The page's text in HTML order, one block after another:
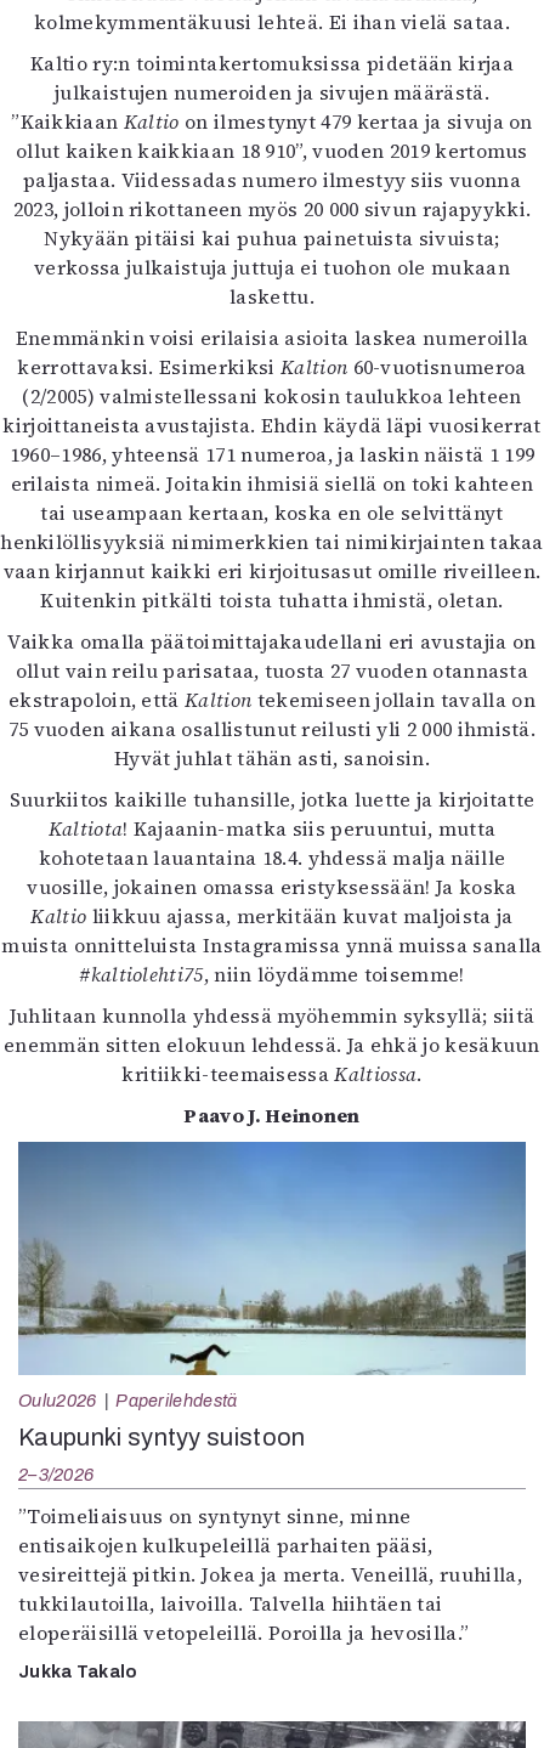
kolmekymmentäkuusi lehteä. Ei ihan vielä sataa.
Kaltio ry:n toimintakertomuksissa pidetään kirjaa
julkaistujen numeroiden ja sivujen määrästä.
”Kaikkiaan Kaltio on ilmestynyt 479 kertaa ja sivuja on
ollut kaiken kaikkiaan 18 910”, vuoden 2019 kertomus
paljastaa. Viidessadas numero ilmestyy siis vuonna
2023, jolloin rikottaneen myös 20 000 sivun rajapyykki.
Nykyään pitäisi kai puhua painetuista sivuista;
verkossa julkaistuja juttuja ei tuohon ole mukaan
laskettu.
Enemmänkin voisi erilaisia asioita laskea numeroilla
kerrottavaksi. Esimerkiksi Kaltion 60-vuotisnumeroa
(2/2005) valmistellessani kokosin taulukkoa lehteen
kirjoittaneista avustajista. Ehdin käydä läpi vuosikerrat
1960–1986, yhteensä 171 numeroa, ja laskin näistä 1 199
erilaista nimeä. Joitakin ihmisiä siellä on toki kahteen
tai useampaan kertaan, koska en ole selvittänyt
henkilöllisyyksiä nimimerkkien tai nimikirjainten takaa
vaan kirjannut kaikki eri kirjoitusasut omille riveilleen.
Kuitenkin pitkälti toista tuhatta ihmistä, oletan.
Vaikka omalla päätoimittajakaudellani eri avustajia on
ollut vain reilu parisataa, tuosta 27 vuoden otannasta
ekstrapoloin, ettäKaltion tekemiseen jollain tavalla on
75 vuoden aikana osallistunut reilusti yli 2 000 ihmistä.
Hyvät juhlat tähän asti, sanoisin.
Suurkiitos kaikille tuhansille, jotka luette ja kirjoitatte
Kaltiota! Kajaanin-matka siis peruuntui, mutta
kohotetaan lauantaina 18.4. yhdessä malja näille
vuosille, jokainen omassa eristyksessään! Ja koska
Kaltio liikkuu ajassa, merkitään kuvat maljoista ja
muista onnitteluista Instagramissa ynnä muissa sanalla
#kaltiolehti75, niin löydämme toisemme!
Juhlitaan kunnolla yhdessä myöhemmin syksyllä; siitä
enemmän sitten elokuun lehdessä. Ja ehkä jo kesäkuun
kritiikki-teemaisessaKaltiossa.
Paavo J. Heinonen
Oulu2026 Paperilehdestä
Kaupunki syntyy suistoon
2–3/2026
”Toimeliaisuus on syntynyt sinne, minne
entisaikojen kulkupeleillä parhaiten pääsi,
vesireittejä pitkin. Jokea ja merta. Veneillä, ruuhilla,
tukkilautoilla, laivoilla. Talvella hiihtäen tai
eloperäisillä vetopeleillä. Poroilla ja hevosilla.”
Jukka Takalo